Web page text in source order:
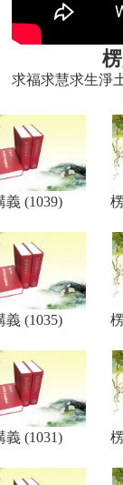
求福求慧求生淨
義 (1039)
義 (1035)
義 (1031)